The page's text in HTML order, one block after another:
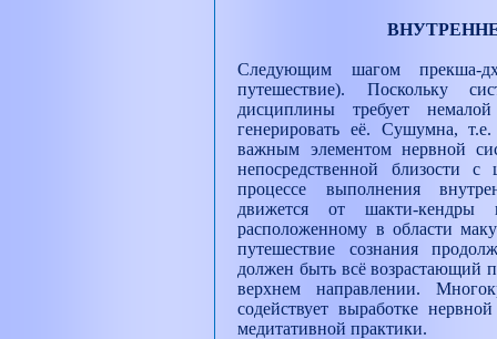
Следующим шагом прекша-
путешествие). Поскольку
дисциплины требует
генерировать её. Сушумна,
важным элементом нервной
непосредственной близости
процессе выполнения
движется от шакти-
расположенному в области
путешествие сознания
должен быть всё возрастающий
верхнем направлении.
содействует выработке
медитативной практики.